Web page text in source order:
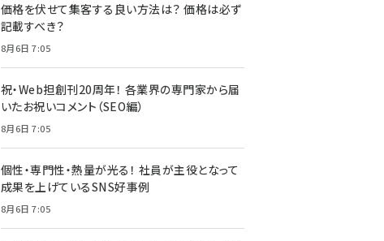
meo (1275)
価格を伏せて集客する良い方法は？ 価格は必ず
記載すべき？
8月6日 7:05
祝・Web担創刊20周年！ 各業界の専門家から届
いたお祝いコメント（SEO編）
8月6日 7:05
個性・専門性・熱量が光る！ 社員が主役となって
成果を上げているSNS好事例
8月6日 7:05